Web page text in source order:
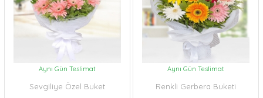
Aynı Gün Teslimat
Sevgiliye Özel Buket
Aynı Gün Teslimat
Renkli Gerbera Buketi